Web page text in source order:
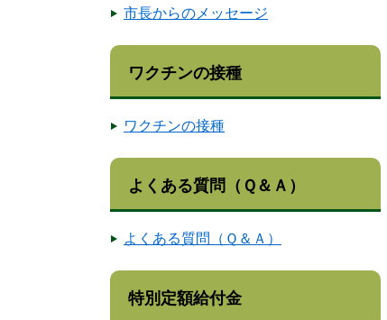
市長からのメッセージ
ワクチンの接種
ワクチンの接種
よくある質問（Ｑ＆Ａ）
よくある質問（Ｑ＆Ａ）
特別定額給付金